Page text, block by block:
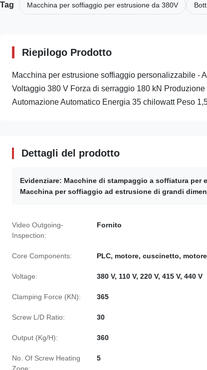
Tag Macchina per soffiaggio per estrusione da 380V
Riepilogo Prodotto
Macchina per estrusione soffiaggio personalizzabile -
Voltaggio 380 V Forza di serraggio 180 kN
Automazione Automatico Energia 35 chilowatt Peso
Dettagli del prodotto
Evidenziare: Macchine di stampaggio a soffiatura per
Macchina per soffiaggio ad estrusione di grandi
Video Outgoing-
Inspection:
Fornito
Core Components: PLC, motore, cuscinetto, motore
Voltage: 380 V, 110 V, 220 V, 415 V, 440 V
Clamping Force (KN): 365
Screw L/D Ratio: 30
Output (Kg/H): 360
No. Of Screw Heating
5